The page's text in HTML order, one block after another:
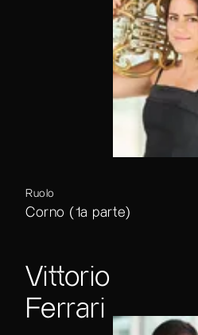
Ruolo
Corno (1a parte)
Vittorio
Ferrari